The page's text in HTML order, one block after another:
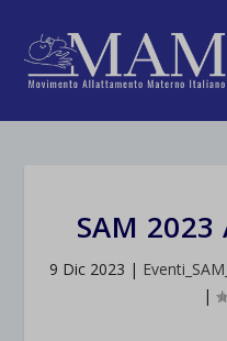
SAM 2023
9 Dic 2023 |
|